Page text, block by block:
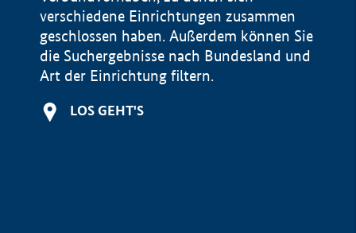
verschiedene Einrichtungen zusammen
geschlossen haben. Außerdem können Sie
die Suchergebnisse nach Bundesland und
Art der Einrichtung filtern.
LOS GEHT'S